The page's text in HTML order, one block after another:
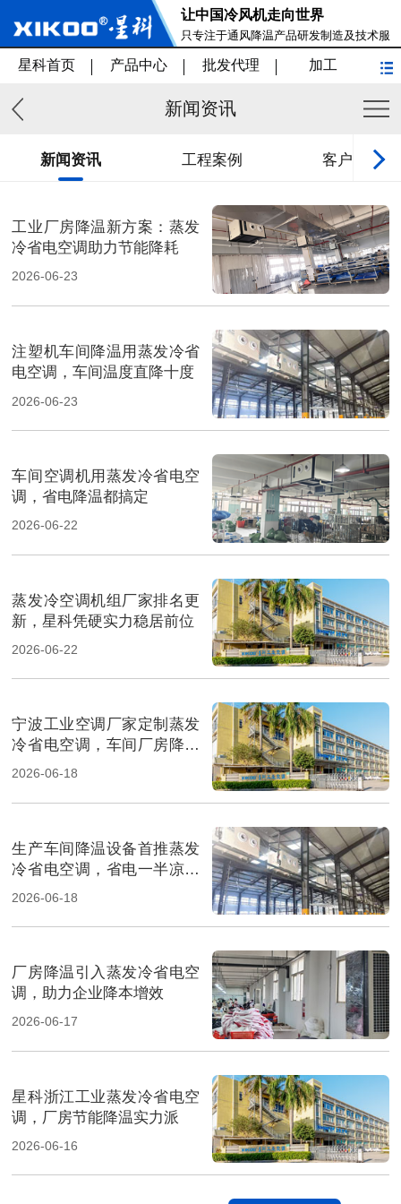
让中国冷风机走向世界
只专注于通风降温产品研发制造及技术服
务
星科首页 产品中心 批发代理 加工
新闻资讯
新闻资讯 工程案例 客户见证
工业厂房降温新方案：蒸发
冷省电空调助力节能降耗
2026-06-23
注塑机车间降温用蒸发冷省
电空调，车间温度直降十度
2026-06-23
车间空调机用蒸发冷省电空
调，省电降温都搞定
2026-06-22
蒸发冷空调机组厂家排名更
新，星科凭硬实力稳居前位
2026-06-22
宁波工业空调厂家定制蒸发
冷省电空调，车间厂房降温
省电
2026-06-18
生产车间降温设备首推蒸发
冷省电空调，省电一半凉快
翻倍
2026-06-18
厂房降温引入蒸发冷省电空
调，助力企业降本增效
2026-06-17
星科浙江工业蒸发冷省电空
调，厂房节能降温实力派
2026-06-16